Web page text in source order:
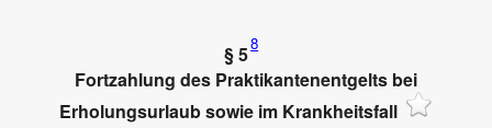
§ 58
Fortzahlung des Praktikantenentgelts bei
Erholungsurlaub sowie im Krankheitsfall